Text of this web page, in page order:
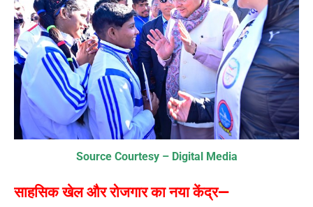
Source Courtesy – Digital Media
साहसिक खेल और रोजगार का नया केंद्र—